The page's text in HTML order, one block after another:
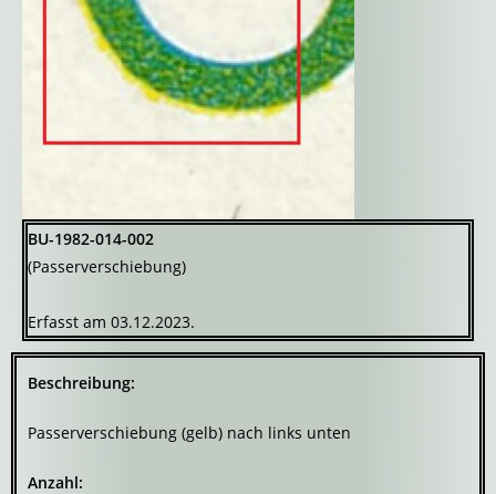
BU-1982-014-002
(Passerverschiebung)
Erfasst am 03.12.2023.
Beschreibung:
Passerverschiebung (gelb) nach links unten
Anzahl: